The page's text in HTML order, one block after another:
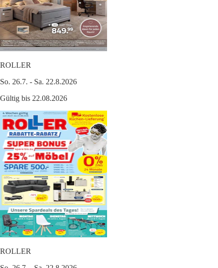
ROLLER
So. 26.7. - Sa. 22.8.2026
Gültig bis 22.08.2026
ROLLER